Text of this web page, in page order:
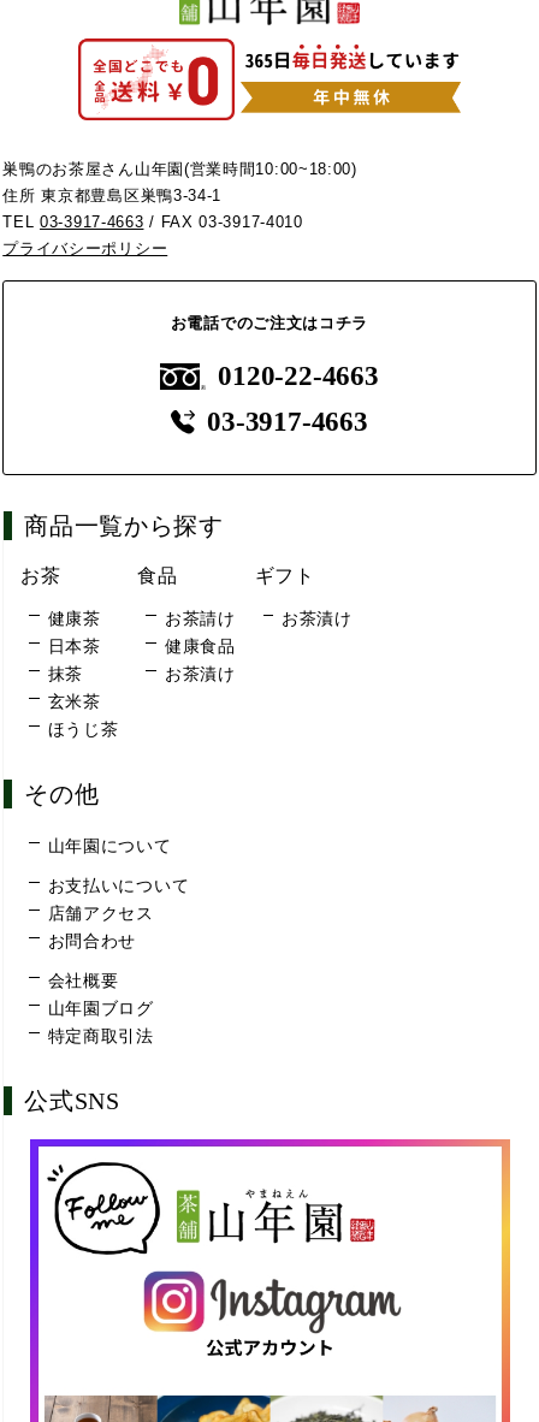
巣鴨のお茶屋さん山年園(営業時間10:00~18:00)
住所 東京都豊島区巣鴨3-34-1
TEL03-3917-4663 / FAX 03-3917-4010
プライバシーポリシー
お電話でのご注文はコチラ
0120-22-4663
03-3917-4663
商品一覧から探す
お茶
健康茶
日本茶
抹茶
玄米茶
ほうじ茶
食品
お茶請け
健康食品
お茶漬け
ギフト
お茶漬け
その他
山年園について
お支払いについて
店舗アクセス
お問合わせ
会社概要
山年園ブログ
特定商取引法
公式SNS